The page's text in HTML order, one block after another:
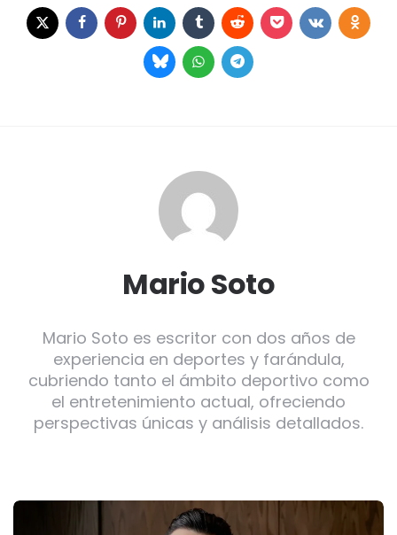
Mario Soto
Mario Soto es escritor con dos años de
experiencia en deportes y farándula,
cubriendo tanto el ámbito deportivo como
el entretenimiento actual, ofreciendo
perspectivas únicas y análisis detallados.
Post